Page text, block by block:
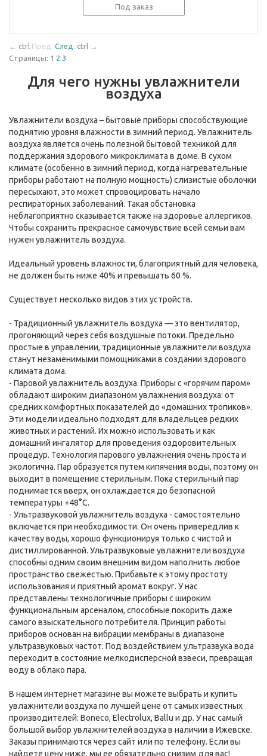
Под заказ
← ctrl Пред. След. ctrl →
Страницы: 1 2 3
Для чего нужны увлажнители
воздуха
Увлажнители воздуха – бытовые приборы способствующие
поднятию уровня влажности в зимний период. Увлажнитель
воздуха является очень полезной бытовой техникой для
поддержания здорового микроклимата в доме. В сухом
климате (особенно в зимний период, когда нагревательные
приборы работают на полную мощность) слизистые оболочки
пересыхают, это может спровоцировать начало
респираторных заболеваний. Такая обстановка
неблагоприятно сказывается также на здоровье аллергиков.
Чтобы сохранить прекрасное самочувствие всей семьи вам
нужен увлажнитель воздуха.
Идеальный уровень влажности, благоприятный для человека,
не должен быть ниже 40% и превышать 60 %.
Существует несколько видов этих устройств.
- Традиционный увлажнитель воздуха — это вентилятор,
прогоняющий через себя воздушные потоки. Предельно
простые в управлении, традиционные увлажнители воздуха
станут незаменимыми помощниками в создании здорового
климата дома.
- Паровой увлажнитель воздуха. Приборы с «горячим паром»
обладают широким диапазоном увлажнения воздуха: от
средних комфортных показателей до «домашних тропиков».
Эти модели идеально подходят для владельцев редких
животных и растений. Их можно использовать и как
домашний ингалятор для проведения оздоровительных
процедур. Технология парового увлажнения очень проста и
экологична. Пар образуется путем кипячения воды, поэтому он
выходит в помещение стерильным. Пока стерильный пар
поднимается вверх, он охлаждается до безопасной
температуры +48°C.
- Ультразвуковой увлажнитель воздуха - самостоятельно
включается при необходимости. Он очень привередлив к
качеству воды, хорошо функционируя только с чистой и
дистиллированной. Ультразвуковые увлажнители воздуха
способны одним своим внешним видом наполнить любое
пространство свежестью. Прибавьте к этому простоту
использования и приятный аромат вокруг. У нас
представлены технологичные приборы с широким
функциональным арсеналом, способные покорить даже
самого взыскательного потребителя. Принцип работы
приборов основан на вибрации мембраны в диапазоне
ультразвуковых частот. Под воздействием ультразвука вода
переходит в состояние мелкодисперсной взвеси, превращая
воду в облако пара.
В нашем интернет магазине вы можете выбрать и купить
увлажнители воздуха по лучшей цене от самых известных
производителей: Boneco, Electrolux, Ballu и др. У нас самый
большой выбор увлажнителей воздуха в наличии в Ижевске.
Заказы принимаются через сайт или по телефону. Если вы
найдете цену ниже, мы ее обязательно снизим для вас!